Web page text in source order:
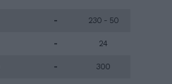
-
-
-
230 - 50
24
300